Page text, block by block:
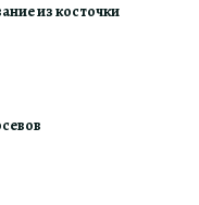
из косточки